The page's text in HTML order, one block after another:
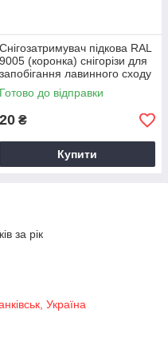
Снігозатримувач підкова RAL
9005 (коронка) снігорізи для
запобігання лавинного сходу
снігу з поверхні покрівлі
Готово до відправки
20 ₴
Купити
за рік
Україна